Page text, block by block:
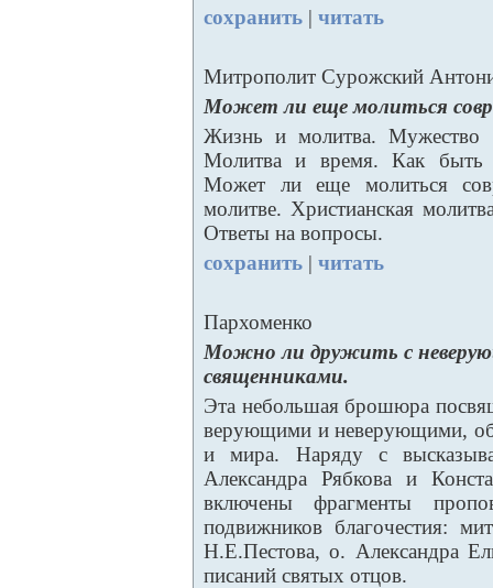
сохранить | читать
Митрополит Сурожский
Может ли еще молиться
Жизнь и молитва. Мужество
Молитва и время. Как быть
Может ли еще молиться
молитве. Христианская
Ответы на вопросы.
сохранить | читать
Пархоменко
Можно ли дружить с
священниками.
Эта небольшая брошюра
верующими и неверующими,
и мира. Наряду с
Александра Рябкова и
включены фрагменты
подвижников благочестия:
Н.Е.Пестова, о. Александра
писаний святых отцов.